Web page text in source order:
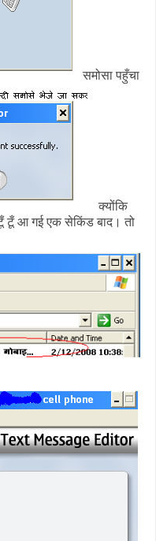
समोसा पहुँचा
क्योंकि
टूँ आ गई एक सेकिंड बाद। तो